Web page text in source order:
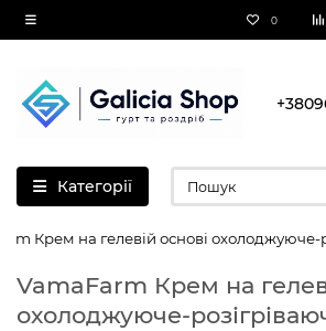
0
Категорії
Крем на гелевій основі охолоджуюче-
VamaFarm Крем на
охолоджуюче-